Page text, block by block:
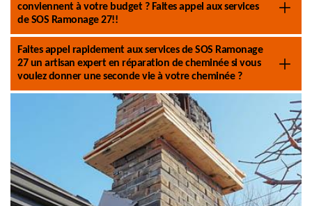
conviennent à votre budget ? Faites appel aux services
de SOS Ramonage 27!!
Faites appel rapidement aux services de SOS Ramonage
27 un artisan expert en réparation de cheminée si vous
voulez donner une seconde vie à votre cheminée ?